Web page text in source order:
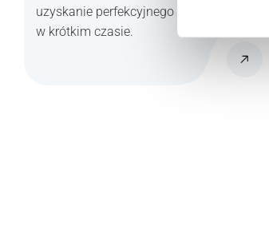
uzyskanie perfekcyjnego efektu
w krótkim czasie.